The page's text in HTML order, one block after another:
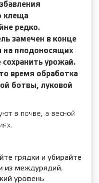
клеща
редко.
замечен в конце
на плодоносящих
сохранить урожай.
время обработка
ботвы, луковой
в почве, а весной
грядки и убирайте
из междурядий.
уровень